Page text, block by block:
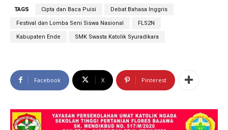
TAGS Cipta dan Baca Puisi Debat Bahasa Inggris
Festival dan Lomba Seni Siswa Nasional FLS2N
Kabupaten Ende SMK Swasta Katolik Syuradikara
Facebook X Pinterest